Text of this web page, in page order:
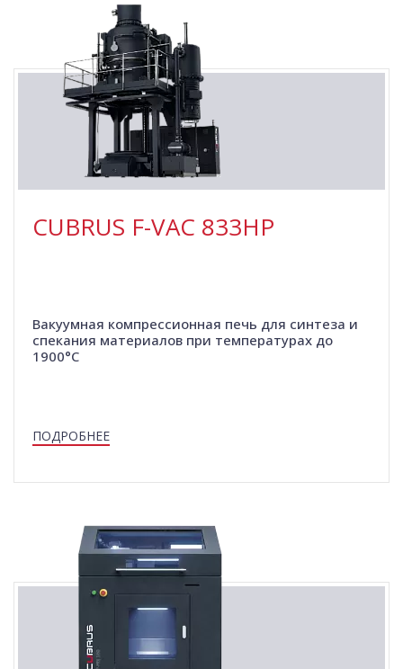
CUBRUS F-VAC 833HP
Вакуумная компрессионная печь для синтеза и
спекания материалов при температурах до
1900°C
ПОДРОБНЕЕ